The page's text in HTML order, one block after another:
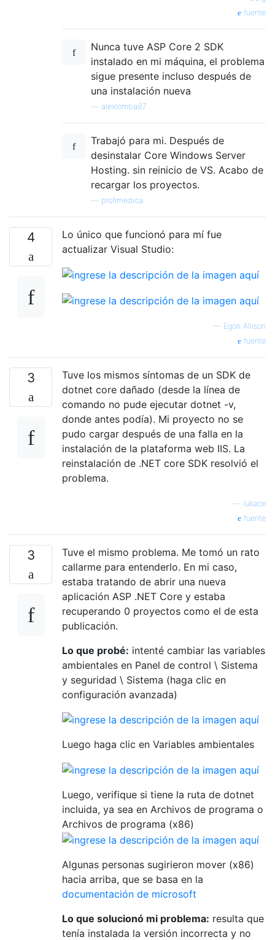
fuente
Nunca tuve ASP Core 2 SDK
instalado en mi máquina, el problema
sigue presente incluso después de
una instalación nueva
alexlomba87
Trabajó para mi. Después de
desinstalar Core Windows Server
Hosting. sin reinicio de VS. Acabo de
recargar los proyectos.
profimedica
4
Lo único que funcionó para mí fue
actualizar Visual Studio:
— Egon Allison
fuente
3
Tuve los mismos síntomas de un SDK de
dotnet core dañado (desde la línea de
comando no pude ejecutar dotnet -v,
donde antes podía). Mi proyecto no se
pudo cargar después de una falla en la
instalación de la plataforma web IIS. La
reinstalación de .NET core SDK resolvió el
problema.
lukace
fuente
3
Tuve el mismo problema. Me tomó un rato
callarme para entenderlo. En mi caso,
estaba tratando de abrir una nueva
aplicación ASP .NET Core y estaba
recuperando 0 proyectos como el de esta
publicación.
Lo que probé: intenté cambiar las variables
ambientales en Panel de control \ Sistema
y seguridad \ Sistema (haga clic en
configuración avanzada)
Luego haga clic en Variables ambientales
Luego, verifique si tiene la ruta de dotnet
incluida, ya sea en Archivos de programa o
Archivos de programa (x86)
Algunas personas sugirieron mover (x86)
hacia arriba, que se basa en la
documentación de microsoft
Lo que solucionó mi problema: resulta que
tenía instalada la versión incorrecta y no